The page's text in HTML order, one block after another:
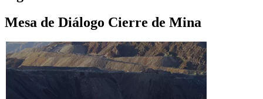
Mesa de Diálogo Cierre de Mina